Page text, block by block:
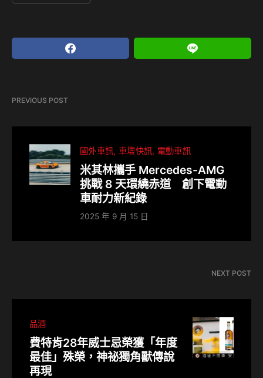
PREVIOUS POST
國外車訊 車壇快訊 電動車訊
米其林攜手 Mercedes-AMG
挑戰 8 天環繞赤道 創下電動
車耐力新紀錄
2025 年 9 月 15 日
NEXT POST
品酒
費特肯28年威士忌榮獲「年度
最佳」殊榮，神祕獨角獸傳說
再現